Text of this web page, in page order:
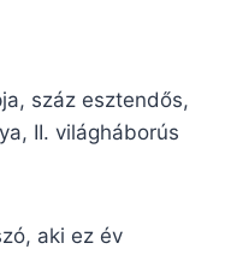
száz esztendős,
II. világháborús
aki ez év